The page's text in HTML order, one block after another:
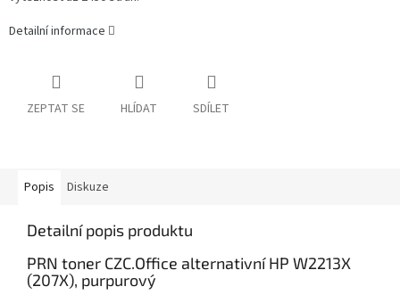
Detailní informace
ZEPTAT SE HLÍDAT SDÍLET
Popis Diskuze
Detailní popis produktu
PRN toner CZC.Office alternativní HP W2213X
(207X), purpurový